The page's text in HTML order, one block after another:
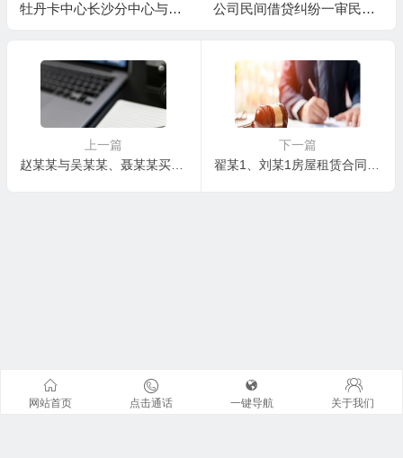
牡丹卡中心长沙分中心与谷
公司民间借贷纠纷一审民事
上一篇
赵某某与吴某某、聂某某买卖合同纠纷一审民事判决书
下一篇
翟某1、刘某1房屋租赁合同纠纷二审民事判决书
网站首页 点击通话 一键导航 关于我们